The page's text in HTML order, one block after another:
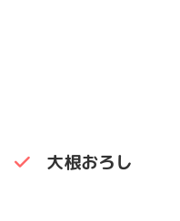
大根おろし